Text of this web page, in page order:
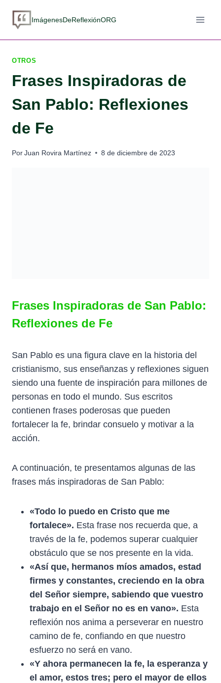
ImágenesDeReflexiónORG
OTROS
Frases Inspiradoras de
San Pablo: Reflexiones
de Fe
PorJuan Rovira Martínez 8 de diciembre de 2023
Frases Inspiradoras de San Pablo:
Reflexiones de Fe
San Pablo es una figura clave en la historia del
cristianismo, sus enseñanzas y reflexiones siguen
siendo una fuente de inspiración para millones de
personas en todo el mundo. Sus escritos
contienen frases poderosas que pueden
fortalecer la fe, brindar consuelo y motivar a la
acción.
A continuación, te presentamos algunas de las
frases más inspiradoras de San Pablo:
«Todo lo puedo en Cristo que me
fortalece». Esta frase nos recuerda que, a
través de la fe, podemos superar cualquier
obstáculo que se nos presente en la vida.
«Así que, hermanos míos amados, estad
firmes y constantes, creciendo en la obra
del Señor siempre, sabiendo que vuestro
trabajo en el Señor no es en vano». Esta
reflexión nos anima a perseverar en nuestro
camino de fe, confiando en que nuestro
esfuerzo no será en vano.
«Y ahora permanecen la fe, la esperanza y
el amor, estos tres; pero el mayor de ellos